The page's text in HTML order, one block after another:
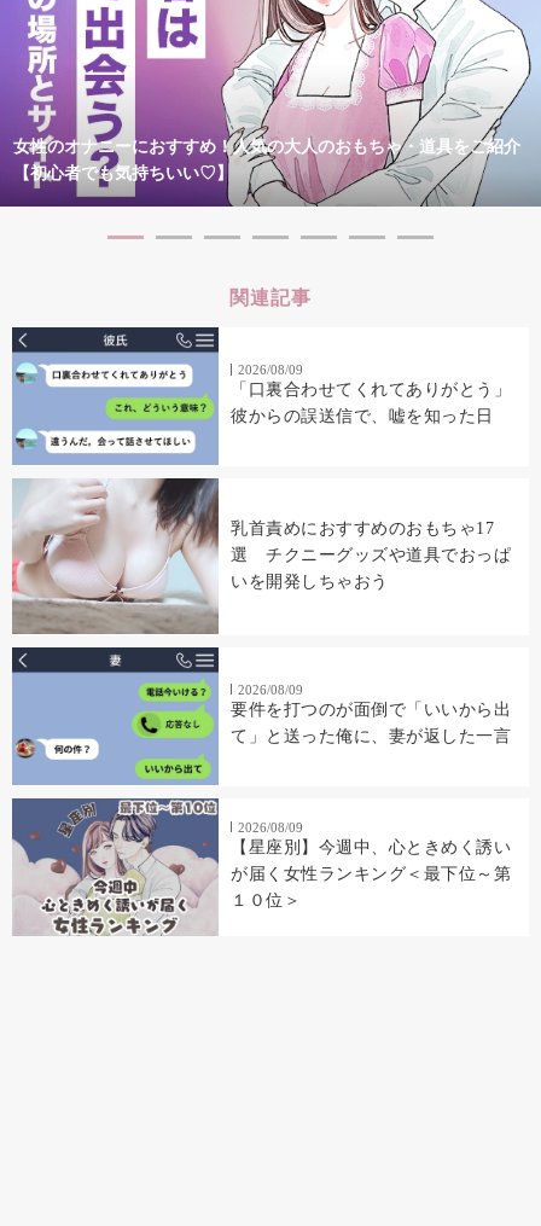
女性のオナニーにおすすめ！人気の大人のおもちゃ・道具をご紹介
【初心者でも気持ちいい♡】
関連記事
2026/08/09
「口裏合わせてくれてありがとう」
彼からの誤送信で、嘘を知った日
乳首責めにおすすめのおもちゃ17
選 チクニーグッズや道具でおっぱ
いを開発しちゃおう
2026/08/09
要件を打つのが面倒で「いいから出
て」と送った俺に、妻が返した一言
2026/08/09
【星座別】今週中、心ときめく誘い
が届く女性ランキング＜最下位～第
１０位＞